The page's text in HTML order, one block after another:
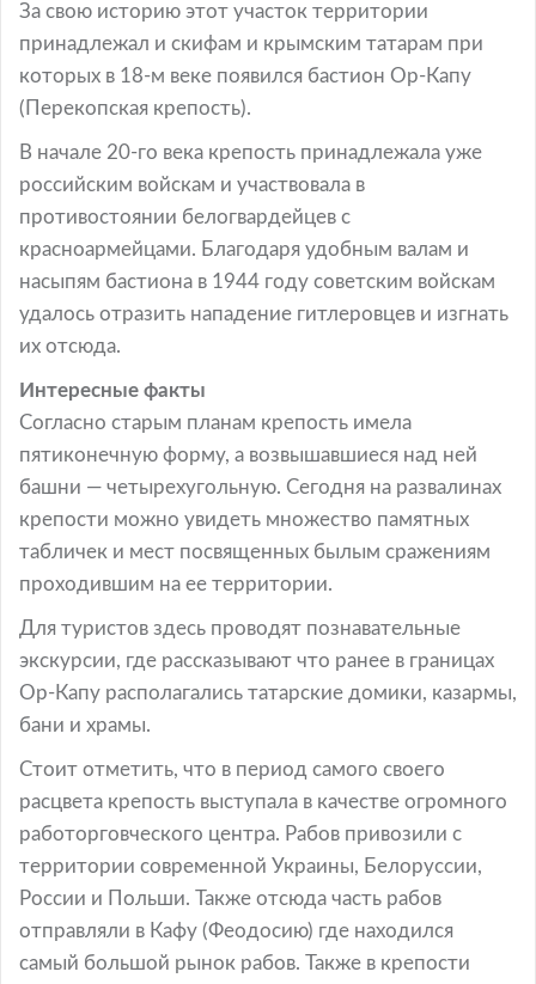
За свою историю этот участок территории
принадлежал и скифам и крымским татарам при
которых в 18-м веке появился бастион Ор-Капу
(Перекопская крепость).
В начале 20-го века крепость принадлежала уже
российским войскам и участвовала в
противостоянии белогвардейцев с
красноармейцами. Благодаря удобным валам и
насыпям бастиона в 1944 году советским войскам
удалось отразить нападение гитлеровцев и изгнать
их отсюда.
Интересные факты
Согласно старым планам крепость имела
пятиконечную форму, а возвышавшиеся над ней
башни — четырехугольную. Сегодня на развалинах
крепости можно увидеть множество памятных
табличек и мест посвященных былым сражениям
проходившим на ее территории.
Для туристов здесь проводят познавательные
экскурсии, где рассказывают что ранее в границах
Ор-Капу располагались татарские домики, казармы,
бани и храмы.
Стоит отметить, что в период самого своего
расцвета крепость выступала в качестве огромного
работорговческого центра. Рабов привозили с
территории современной Украины, Белоруссии,
России и Польши. Также отсюда часть рабов
отправляли в Кафу (Феодосию) где находился
самый большой рынок рабов. Также в крепости